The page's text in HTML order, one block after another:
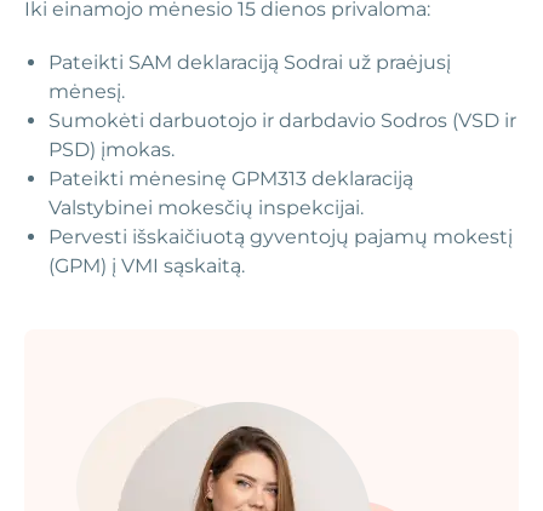
Iki einamojo mėnesio 15 dienos privaloma:
Pateikti SAM deklaraciją Sodrai už praėjusį
mėnesį.
Sumokėti darbuotojo ir darbdavio Sodros (VSD ir
PSD) įmokas.
Pateikti mėnesinę GPM313 deklaraciją
Valstybinei mokesčių inspekcijai.
Pervesti išskaičiuotą gyventojų pajamų mokestį
(GPM) į VMI sąskaitą.